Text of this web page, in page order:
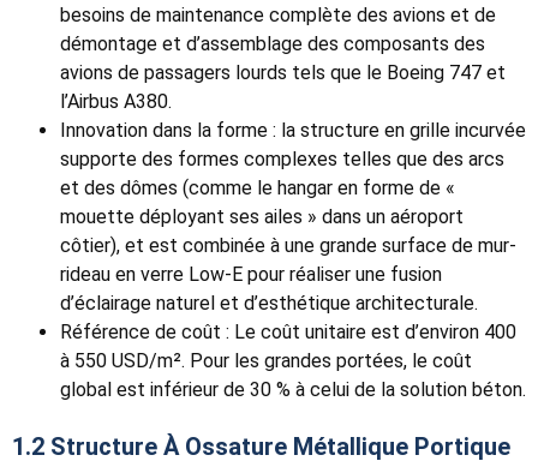
besoins de maintenance complète des avions et de
démontage et d’assemblage des composants des
avions de passagers lourds tels que le Boeing 747 et
l’Airbus A380.
Innovation dans la forme : la structure en grille incurvée
supporte des formes complexes telles que des arcs
et des dômes (comme le hangar en forme de «
mouette déployant ses ailes » dans un aéroport
côtier), et est combinée à une grande surface de mur-
rideau en verre Low-E pour réaliser une fusion
d’éclairage naturel et d’esthétique architecturale.
Référence de coût : Le coût unitaire est d’environ 400
à 550 USD/m². Pour les grandes portées, le coût
global est inférieur de 30 % à celui de la solution béton.
1.2 Structure À Ossature Métallique Portique